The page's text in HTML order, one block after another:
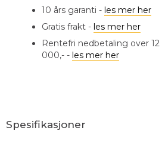
10 års garanti - les mer her
Gratis frakt - les mer her
Rentefri nedbetaling over
000,- - les mer her
Spesifikasjoner